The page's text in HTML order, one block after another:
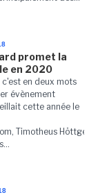
promet la
en 2020
c'est en deux mots
évènement
cette année le
Timotheus Höttges,